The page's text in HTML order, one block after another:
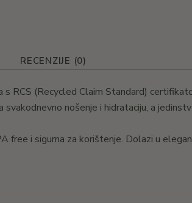
RECENZIJE (0)
RCS (Recycled Claim Standard)
nošenje i hidrataciju, a
free i sigurna za korištenje. Dolazi u